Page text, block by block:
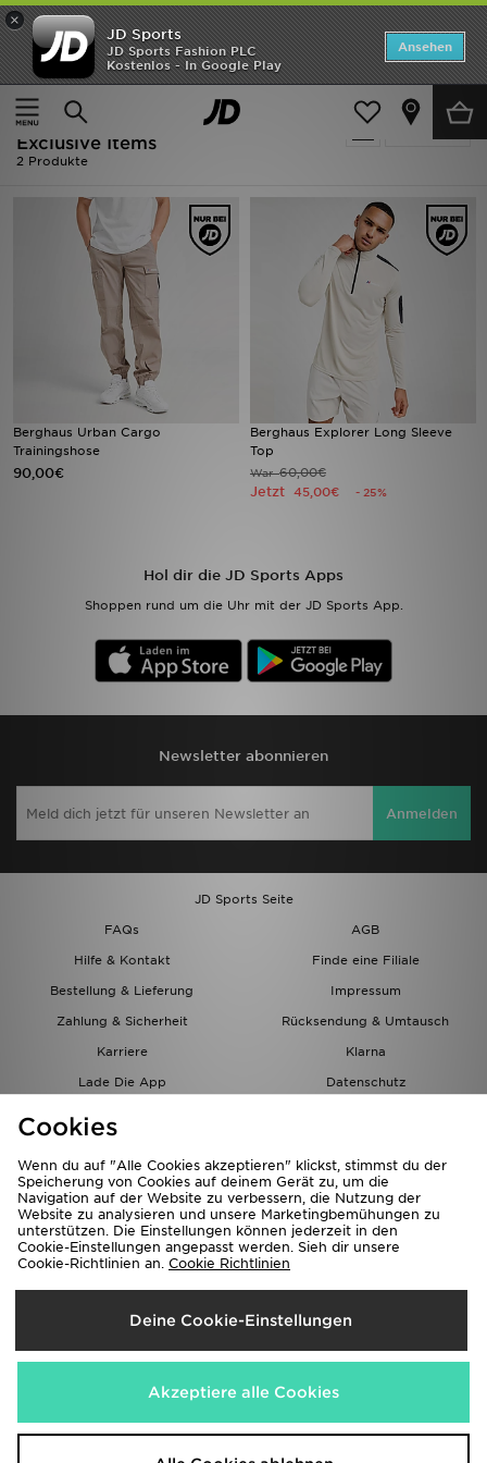
×
JD Sports
JD Sports Fashion PLC
Kostenlos - In Google Play
Ansehen
Startseite
Herren
verfeinern
Herren - Braun Berghaus Only Show
Exclusive Items
2 Produkte
Berghaus Urban Cargo
Trainingshose
90,00€
Berghaus Explorer Long Sleeve
Top
War60,00€
Jetzt 45,00€ - 25%
Hol dir die JD Sports Apps
Shoppen rund um die Uhr mit der JD Sports App.
Newsletter abonnieren
Anmelden
JD Sports Seite
FAQs
AGB
Hilfe & Kontakt
Finde eine Filiale
Bestellung & Lieferung
Impressum
Zahlung & Sicherheit
Rücksendung & Umtausch
Karriere
Klarna
Lade Die App
Datenschutz
Lieferung Nach
Österreich
Wir akzeptieren folgende Zahlungsmethoden
Corporate Website www.jdplc.com
Startseite
ANGEBOTE
Marken
JD Exklusives
Geschenkkarte
Filialfinder
Meine Nachrichten
Bestellverfolgung
Trending Styles
Cookies
Wenn du auf "Alle Cookies akzeptieren" klickst, stimmst du der
Speicherung von Cookies auf deinem Gerät zu, um die
Navigation auf der Website zu verbessern, die Nutzung der
Website zu analysieren und unsere Marketingbemühungen zu
unterstützen. Die Einstellungen können jederzeit in den
Cookie-Einstellungen angepasst werden. Sieh dir unsere
Cookie-Richtlinien an. Cookie Richtlinien
Deine Cookie-Einstellungen
Akzeptiere alle Cookies